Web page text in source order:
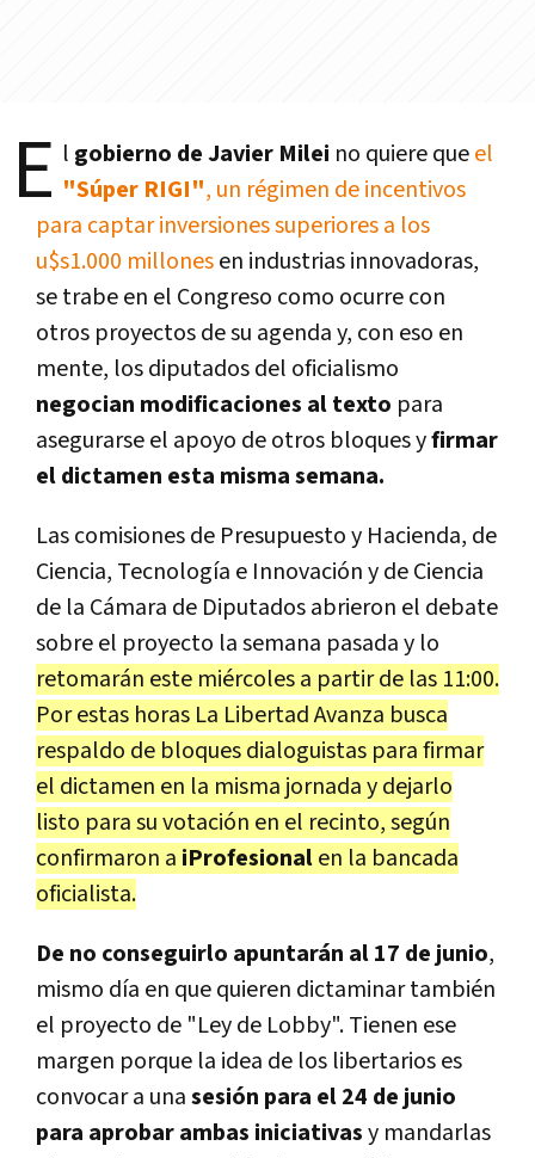
E l gobierno de Javier Milei no quiere queel
"Súper RIGI", un régimen de incentivos
para captar inversiones superiores a los
u$s1.000 millonesen industrias innovadoras,
se trabe en el Congreso como ocurre con
otros proyectos de su agenda y, con eso en
mente, los diputados del oficialismo
negocian modificaciones al texto para
asegurarse el apoyo de otros bloques yfirmar
el dictamen esta misma semana.
Las comisiones de Presupuesto y Hacienda, de
Ciencia, Tecnología e Innovación y de Ciencia
de la Cámara de Diputados abrieron el debate
sobre el proyecto la semana pasada y lo
retomarán este miércoles a partir de las 11:00.
Por estas horas La Libertad Avanza busca
respaldo de bloques dialoguistas para firmar
el dictamen en la misma jornada y dejarlo
listo para su votación en el recinto, según
confirmaron a iProfesionalen la bancada
oficialista.
De no conseguirlo apuntarán al 17 de junio,
mismo día en que quieren dictaminar también
el proyecto de "Ley de Lobby". Tienen ese
margen porque la idea de los libertarios es
convocar a unasesión para el 24 de junio
para aprobar ambas iniciativasy mandarlas